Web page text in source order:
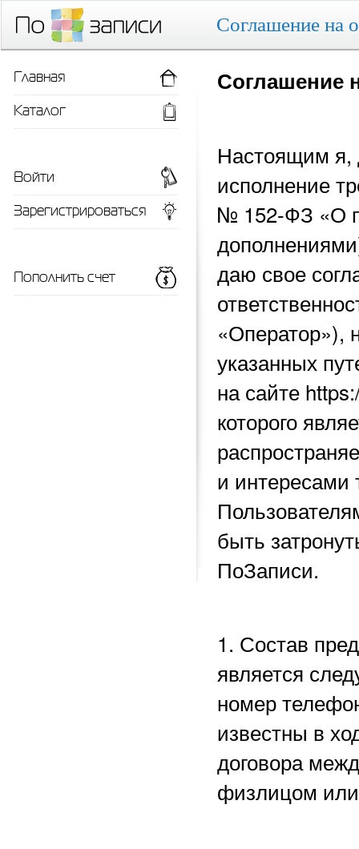
Соглашение на
Соглашение
Настоящим я,
исполнение
№ 152-ФЗ «О
даю свое
«Оператор»),
указанных
на сайте
которого
и
быть
ПоЗаписи.
1. Состав
является
номер
известны в
договора
физлицом
Главная
Каталог
Войти
Зарегистрироваться
Пополнить счет